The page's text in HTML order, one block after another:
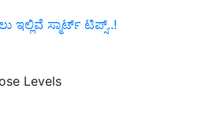
ಸ್ಮಾರ್ಟ್ ಟಿಪ್ಸ್..!
Levels